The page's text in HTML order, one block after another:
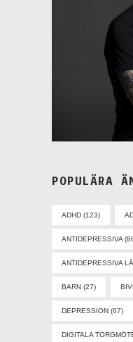
POPULÄRA
ADHD (123)
ANTIDEPRESSIVA
ANTIDEPRESSIVA
BARN (27)
DEPRESSION (67)
DIGITALA